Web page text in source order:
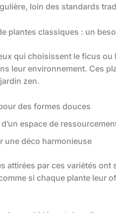
loin des standards
plantes classiques : un
qui choisissent le ficus
leur environnement. Ces
zen.
des formes douces
espace de
une déco harmonieuse
attirées par ces variétés
si chaque plante leur